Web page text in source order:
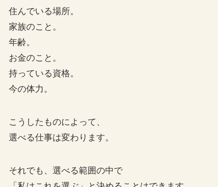
住んでいる場所。
家族のこと。
年齢。
お金のこと。
持っている資格。
今の体力。
こうしたものによって、
選べる仕事は変わります。
それでも、選べる範囲の中で